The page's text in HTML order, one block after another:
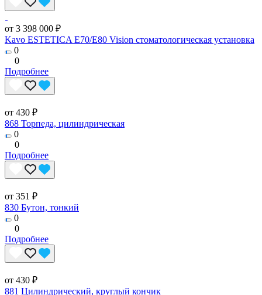
от 3 398 000 ₽
Kavo ESTETICA E70/E80 Vision стоматологическая установка
0
0
Подробнее
от 430 ₽
868 Торпеда, цилиндрическая
0
0
Подробнее
от 351 ₽
830 Бутон, тонкий
0
0
Подробнее
от 430 ₽
881 Цилиндрический, круглый кончик